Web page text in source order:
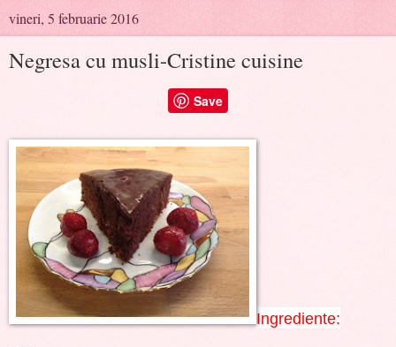
vineri, 5 februarie 2016
Negresa cu musli-Cristine cuisine
Save
Ingrediente: